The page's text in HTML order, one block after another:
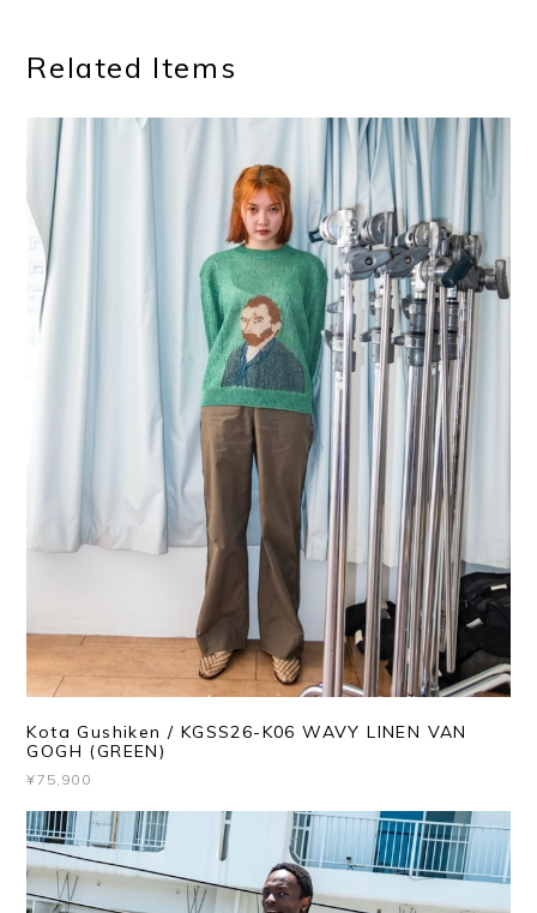
Related Items
Kota Gushiken / KGSS26-K06 WAVY LINEN VAN
GOGH (GREEN)
¥75,900